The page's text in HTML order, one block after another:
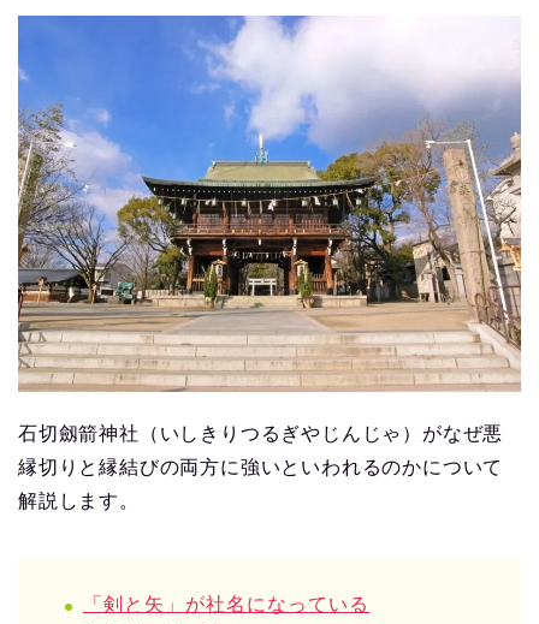
石切劔箭神社（いしきりつるぎやじんじゃ）がなぜ悪
縁切りと縁結びの両方に強いといわれるのかについて
解説します。
「剣と矢」が社名になっている